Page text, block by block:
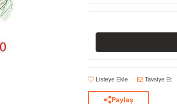
Listeye Ekle Tavsiye Et
Paylaş